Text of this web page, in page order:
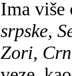
Ima više
srpske,
Zori,